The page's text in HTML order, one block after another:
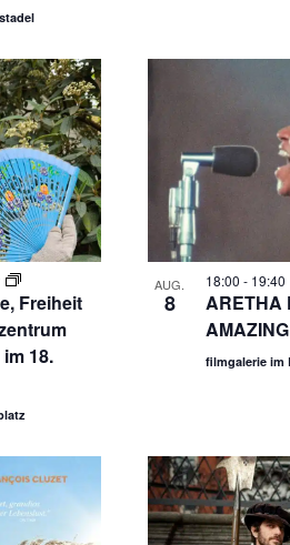
Freiheit
18.
AUG.
8
18:00 -
ARETHA
filmgalerie im